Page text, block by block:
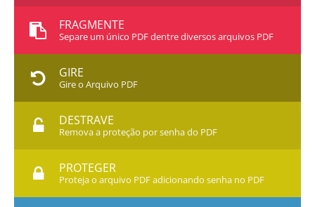
FRAGMENTE
Separe um único PDF dentre diversos arquivos PDF
GIRE
Gire o Arquivo PDF
DESTRAVE
Remova a proteção por senha do PDF
PROTEGER
Proteja o arquivo PDF adicionando senha no PDF